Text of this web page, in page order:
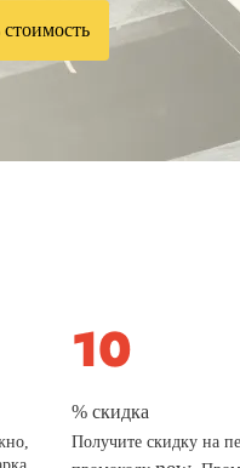
стоимость
% скидка
Получите скидку на